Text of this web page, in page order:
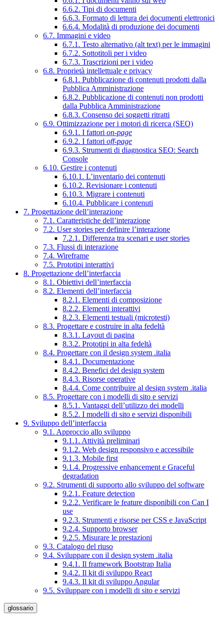
6.6.2. Tipi di documenti
6.6.3. Formato di lettura dei documenti elettronici
6.6.4. Modalità di produzione dei documenti
6.7. Immagini e video
6.7.1. Testo alternativo (alt text) per le immagini
6.7.2. Sottotitoli per i video
6.7.3. Trascrizioni per i video
6.8. Proprietà intellettuale e privacy
6.8.1. Pubblicazione di contenuti prodotti dalla
Pubblica Amministrazione
6.8.2. Pubblicazione di contenuti non prodotti
dalla Pubblica Amministrazione
6.8.3. Consenso dei soggetti ritratti
6.9. Ottimizzazione per i motori di ricerca (SEO)
6.9.1. I fattori on-page
6.9.2. I fattori off-page
6.9.3. Strumenti di diagnostica SEO: Search
Console
6.10. Gestire i contenuti
6.10.1. L’inventario dei contenuti
6.10.2. Revisionare i contenuti
6.10.3. Migrare i contenuti
6.10.4. Pubblicare i contenuti
7. Progettazione dell’interazione
7.1. Caratteristiche dell’interazione
7.2. User stories per definire l’interazione
7.2.1. Differenza tra scenari e user stories
7.3. Flussi di interazione
7.4. Wireframe
7.5. Prototipi interattivi
8. Progettazione dell’interfaccia
8.1. Obiettivi dell’interfaccia
8.2. Elementi dell’interfaccia
8.2.1. Elementi di composizione
8.2.2. Elementi interattivi
8.2.3. Elementi testuali (microtesti)
8.3. Progettare e costruire in alta fedeltà
8.3.1. Layout di pagina
8.3.2. Prototipi in alta fedeltà
8.4. Progettare con il design system .italia
8.4.1. Documentazione
8.4.2. Benefici del design system
8.4.3. Risorse operative
8.4.4. Come contribuire al design system .italia
8.5. Progettare con i modelli di sito e servizi
8.5.1. Vantaggi dell’utilizzo dei modelli
8.5.2. I modelli di sito e servizi disponibili
9. Sviluppo dell’interfaccia
9.1. Approccio allo sviluppo
9.1.1. Attività preliminari
9.1.2. Web design responsivo e accessibile
9.1.3. Mobile first
9.1.4. Progressive enhancement e Graceful
degradation
9.2. Strumenti di supporto allo sviluppo del software
9.2.1. Feature detection
9.2.2. Verificare le feature disponibili con Can I
use
9.2.3. Strumenti e risorse per CSS e JavaScript
9.2.4. Supporto browser
9.2.5. Misurare le prestazioni
9.3. Catalogo del riuso
9.4. Sviluppare con il design system .italia
9.4.1. Il framework Bootstrap Italia
9.4.2. Il kit di sviluppo React
9.4.3. Il kit di sviluppo Angular
9.5. Sviluppare con i modelli di sito e servizi
glossario